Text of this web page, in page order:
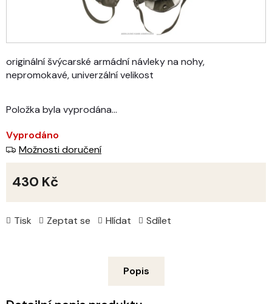
Položka byla vyprodána…
originální švýcarské armádní návleky na nohy,
nepromokavé, univerzální velikost
Tisk Zeptat se Hlídat Sdílet
Vyprodáno
Možnosti doručení
430 Kč
cena:
Popis